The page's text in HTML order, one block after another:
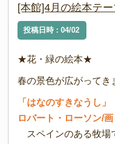
[本館]4月の絵本テ
投稿日時 : 04/02
★花・緑の絵本★
春の景色が広がってき
「はなのすきなうし
ロバート・ローソン/
スペインのある牧場